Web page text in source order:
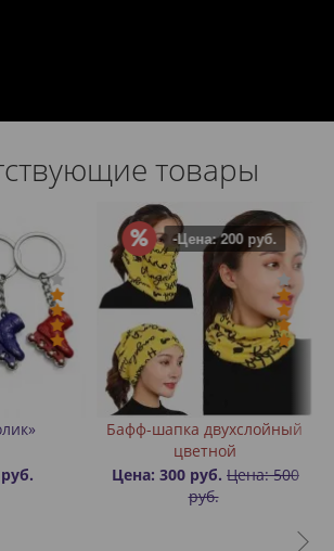
товары
-Цена: 200 руб.
Бафф-шапка двухслойный
цветной
Цена: 300 руб. Цена: 500
руб.